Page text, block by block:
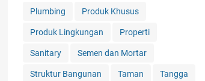
Plumbing Produk Khusus
Produk Lingkungan Properti
Sanitary Semen dan Mortar
Struktur Bangunan Taman Tangga